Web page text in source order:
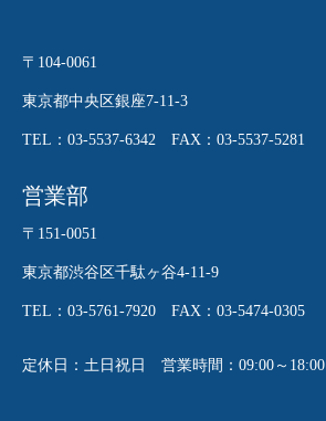
〒104-0061
東京都中央区銀座7-11-3
TEL：03-5537-6342 FAX：03-5537-5281
営業部
〒151-0051
東京都渋谷区千駄ヶ谷4-11-9
TEL：03-5761-7920 FAX：03-5474-0305
定休日：土日祝日 営業時間：09:00～18:00